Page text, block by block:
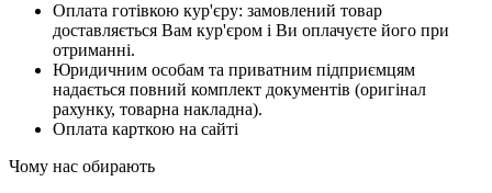
Оплата готівкою кур'єру: замовлений товар
доставляється Вам кур'єром і Ви оплачуєте його при
отриманні.
Юридичним особам та приватним підприємцям
надається повний комплект документів (оригінал
рахунку, товарна накладна).
Оплата карткою на сайті
Чому нас обирають